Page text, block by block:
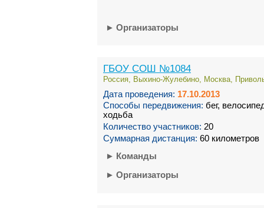
► Организаторы
ГБОУ СОШ №1084
Россия, Выхино-Жулебино, Москва,
Дата проведения: 17.10.2013
Способы передвижения: бег,
ходьба
Количество участников: 20
Суммарная дистанция: 60 километров
► Команды
► Организаторы